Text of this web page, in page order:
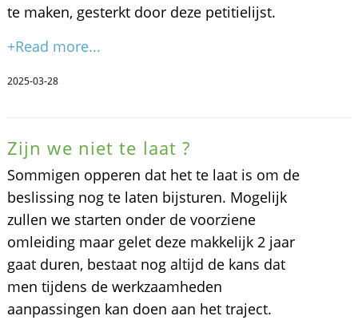
te maken, gesterkt door deze petitielijst.
+Read more...
2025-03-28
Zijn we niet te laat ?
Sommigen opperen dat het te laat is om de
beslissing nog te laten bijsturen. Mogelijk
zullen we starten onder de voorziene
omleiding maar gelet deze makkelijk 2 jaar
gaat duren, bestaat nog altijd de kans dat
men tijdens de werkzaamheden
aanpassingen kan doen aan het traject.